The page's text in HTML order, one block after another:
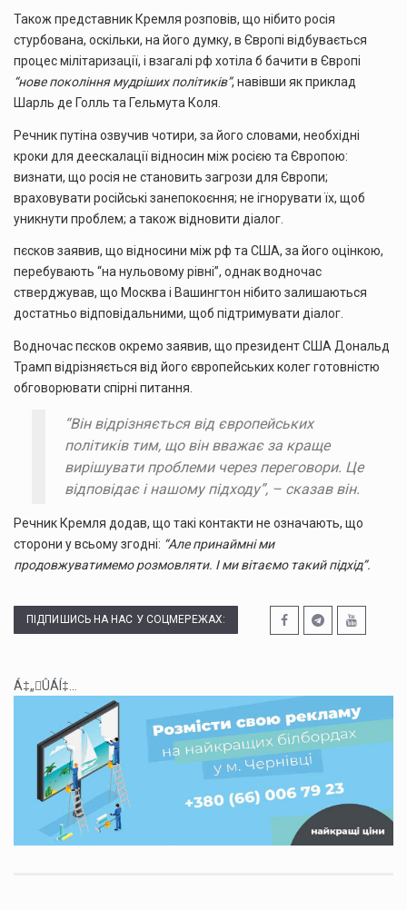
Також представник Кремля розповів, що нібито росія
стурбована, оскільки, на його думку, в Європі відбувається
процес мілітаризації, і взагалі рф хотіла б бачити в Європі
“нове покоління мудріших політиків”, навівши як приклад
Шарль де Голль та Гельмута Коля.
Речник путіна озвучив чотири, за його словами, необхідні
кроки для деескалації відносин між росією та Європою:
визнати, що росія не становить загрози для Європи;
враховувати російські занепокоєння; не ігнорувати їх, щоб
уникнути проблем; а також відновити діалог.
пєсков заявив, що відносини між рф та США, за його оцінкою,
перебувають “на нульовому рівні”, однак водночас
стверджував, що Москва і Вашингтон нібито залишаються
достатньо відповідальними, щоб підтримувати діалог.
Водночас пєсков окремо заявив, що президент США Дональд
Трамп відрізняється від його європейських колег готовністю
обговорювати спірні питання.
“Він відрізняється від європейських
політиків тим, що він вважає за краще
вирішувати проблеми через переговори. Це
відповідає і нашому підходу”, – сказав він.
Речник Кремля додав, що такі контакти не означають, що
сторони у всьому згодні: “Але принаймні ми
продовжуватимемо розмовляти. І ми вітаємо такий підхід”.
ПІДПИШИСЬ НА НАС У СОЦМЕРЕЖАХ:
Á‡„ÛÁÍ‡...